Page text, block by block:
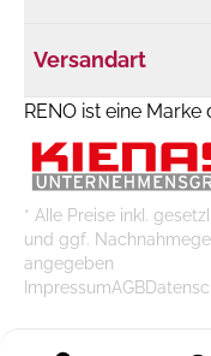
Versandart
RENO ist eine
* Alle Preise inkl.
und ggf.
angegeben
ImpressumAGB